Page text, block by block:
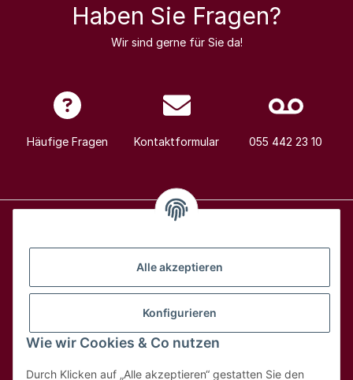
Alle akzeptieren
Konfigurieren
Wie wir Cookies & Co nutzen
Durch Klicken auf „Alle akzeptieren“ gestatten Sie den
Haben Sie Fragen?
Wir sind gerne für Sie da!
Häufige Fragen Kontaktformular 055 442 23 10
Hilfe & Kontakt